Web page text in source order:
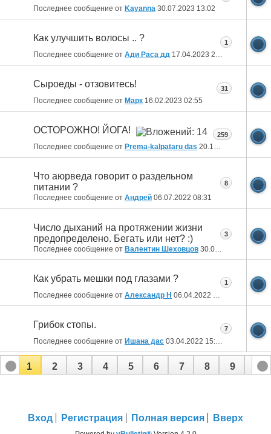
Последнее сообщение от Kayanna 30.07.2023 13:02
Как улучшить волосы .. ?
Последнее сообщение от Ади Раса дд 17.04.2023 22:34
1
Сыроеды - отзовитесь!
Последнее сообщение от Марк 16.02.2023 02:55
31
ОСТОРОЖНО! ЙОГА!
Последнее сообщение от Prema-kalpataru das 20.12.2022 12:21
259
Что аюрведа говорит о раздельном
питании ?
Последнее сообщение от Aндрей 06.07.2022 08:31
8
Число дыханий на протяжении жизни
предопределено. Бегать или нет? :)
Последнее сообщение от Валентин Шеховцов 30.04.2022
3
Как убрать мешки под глазами ?
Последнее сообщение от Александр Н 06.04.2022
1
Грибок стопы.
Последнее сообщение от Ишана дас 03.04.2022 15:34
7
1 2 3 4 5 6 7 8 9 10
21 22 23
Вход Регистрация Полная версия Вверх